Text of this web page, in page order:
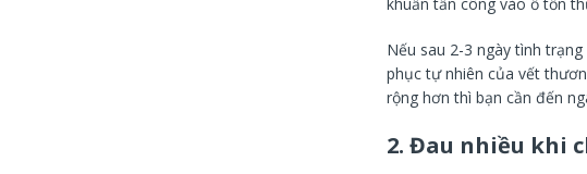
Nếu sau 2-3 ngày tình
phục tự nhiên của vết
rộng hơn thì bạn cần đến
2. Đau nhiều khi